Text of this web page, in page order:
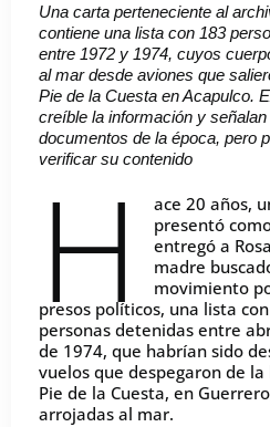
Una carta perteneciente al
contiene una lista con 183
entre 1972 y 1974, cuyos
al mar desde aviones que
Pie de la Cuesta en Acapulco.
creíble la información y
documentos de la época, pero
verificar su contenido
H
ace 20 años,
presentó
entregó a
madre
movimiento
presos políticos, una lista
personas detenidas entre
de 1974, que habrían sido
vuelos que despegaron de
Pie de la Cuesta, en
arrojadas al mar.